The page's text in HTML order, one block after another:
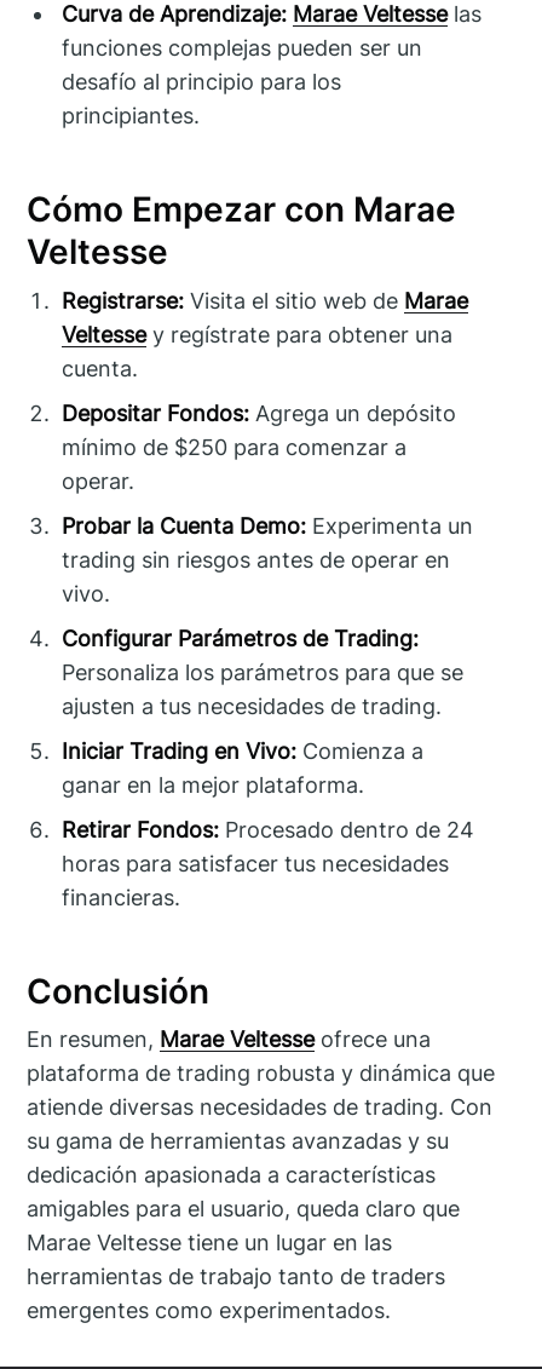
Curva de Aprendizaje: Marae Veltesselas
funciones complejas pueden ser un
desafío al principio para los
principiantes.
Cómo Empezar con Marae
Veltesse
Registrarse: Visita el sitio web de Marae
Veltessey regístrate para obtener una
cuenta.
Depositar Fondos: Agrega un depósito
mínimo de $250 para comenzar a
operar.
Probar la Cuenta Demo: Experimenta un
trading sin riesgos antes de operar en
vivo.
Configurar Parámetros de Trading:
Personaliza los parámetros para que se
ajusten a tus necesidades de trading.
Iniciar Trading en Vivo: Comienza a
ganar en la mejor plataforma.
Retirar Fondos: Procesado dentro de 24
horas para satisfacer tus necesidades
financieras.
Conclusión
En resumen, Marae Veltesseofrece una
plataforma de trading robusta y dinámica que
atiende diversas necesidades de trading. Con
su gama de herramientas avanzadas y su
dedicación apasionada a características
amigables para el usuario, queda claro que
Marae Veltesse tiene un lugar en las
herramientas de trabajo tanto de traders
emergentes como experimentados.